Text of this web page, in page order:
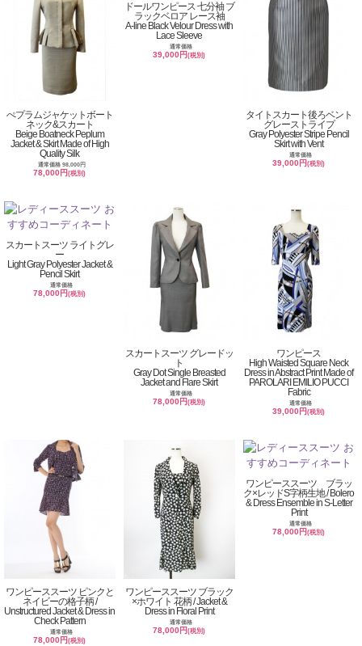
ぺプラムジャケットボート
ネック&スカート
Beige Boatneck Peplum
Jacket & Skirt Made of High
Quality Silk
通常価格 98,000円
78,000円(税別)
ドールワンピース 七分袖 ブ
ラックベロア レース袖
A-line Black Velour Dress with
Lace Sleeve
通常価格
39,000円(税別)
タイトスカート後ろベント
グレーストライプ
Gray Polyester Stripe Pencil
Skirt with Vent
通常価格
39,000円(税別)
スカートスーツ ライトグレ
ー
Light Gray Polyester Jacket &
Pencil Skirt
通常価格
78,000円(税別)
スカートスーツ グレードッ
ト
Gray Dot Single Breasted
Jacket and Flare Skirt
通常価格
78,000円(税別)
ワンピース
High Waisted Square Neck
Dress in Abstract Print Made of
PAROLARI EMILIO PUCCI
Fabric
通常価格
39,000円(税別)
ワンピーススーツ ピンクと
ネイビーの格子柄 /
Unstructured Jacket & Dress in
Check Pattern
通常価格
78,000円(税別)
ワンピーススーツ ブラック
×ホワイト 花柄 / Jacket &
Dress in Floral Print
通常価格
78,000円(税別)
ワンピーススーツ ブラッ
ク×レッドS字柄生地 / Bolero
& Dress Ensemble in S-Letter
Print
通常価格
78,000円(税別)